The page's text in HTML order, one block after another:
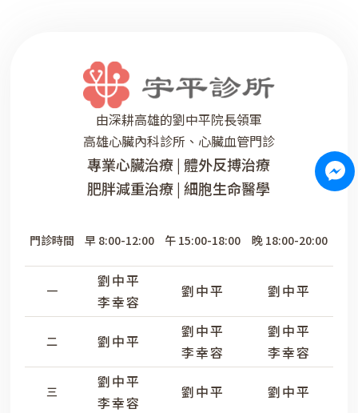
由深耕高雄的劉中平院長領軍
高雄心臟內科診所、心臟血管門診
專業心臟治療 | 體外反搏治療
肥胖減重治療 | 細胞生命醫學
門診時間
一
二
三
早 8:00-12:00
劉中平
李幸容
劉中平
劉中平
李幸容
午 15:00-18:00
劉中平
劉中平
李幸容
劉中平
晚 18:00-20:00
劉中平
劉中平
李幸容
劉中平